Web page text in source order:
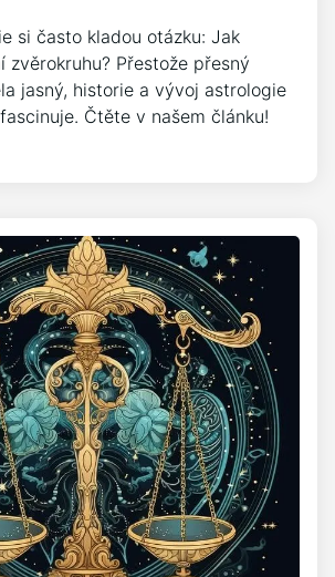
si často kladou otázku: Jak
zvěrokruhu? Přestože přesný
jasný, historie a vývoj astrologie
Čtěte v našem článku!